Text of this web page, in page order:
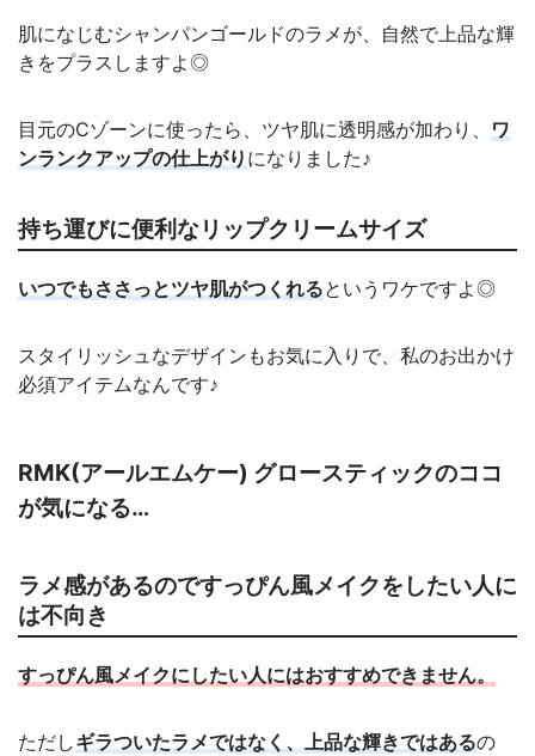
肌になじむシャンパンゴールドのラメが、自然で上品な輝
きをプラスしますよ◎
目元のCゾーンに使ったら、ツヤ肌に透明感が加わり、 ワ
ンランクアップの仕上がり になりました♪
持ち運びに便利なリップクリームサイズ
いつでもささっとツヤ肌がつくれるというワケですよ◎
スタイリッシュなデザインもお気に入りで、私のお出かけ
必須アイテムなんです♪
RMK(アールエムケー) グロースティックのココ
が気になる…
ラメ感があるのですっぴん風メイクをしたい人に
は不向き
すっぴん風メイクにしたい人にはおすすめできません。
ただしギラついたラメではなく、上品な輝きではあるの